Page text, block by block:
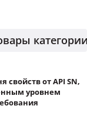
от API SN,
уровнем